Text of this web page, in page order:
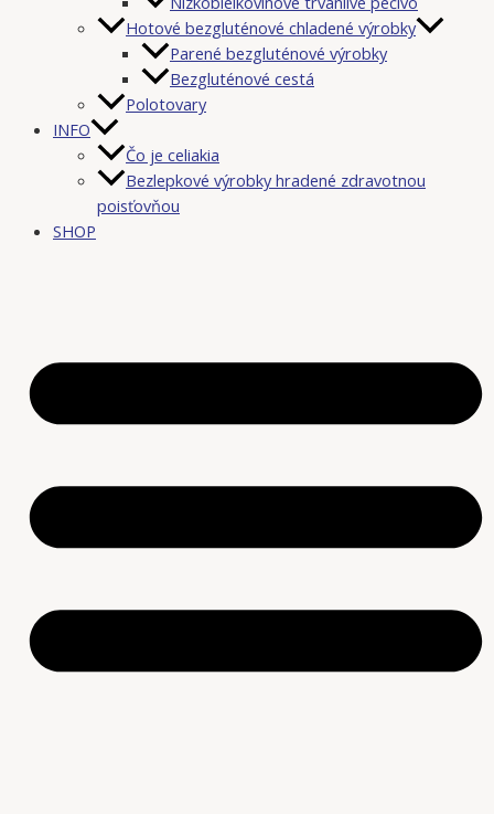
Hotové bezgluténové chladené výrobky
Parené bezgluténové výrobky
Bezgluténové cestá
Polotovary
INFO
Čo je celiakia
Bezlepkové výrobky hradené zdravotnou
poisťovňou
SHOP